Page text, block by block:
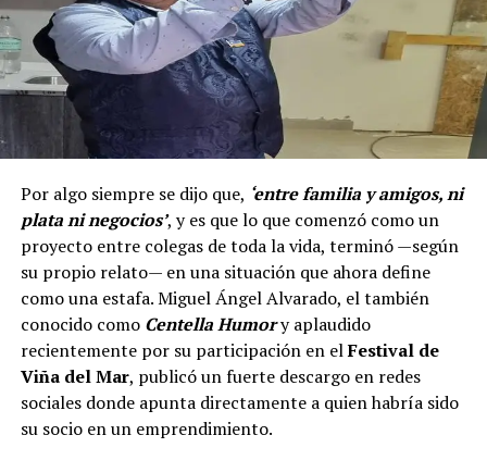
Por algo siempre se dijo que, ‘entre familia y amigos, ni
plata ni negocios’, y es que lo que comenzó como un
proyecto entre colegas de toda la vida, terminó —según
su propio relato— en una situación que ahora define
como una estafa. Miguel Ángel Alvarado, el también
conocido como Centella Humory aplaudido
recientemente por su participación en elFestival de
Viña del Mar, publicó un fuerte descargo en redes
sociales donde apunta directamente a quien habría sido
su socio en un emprendimiento.